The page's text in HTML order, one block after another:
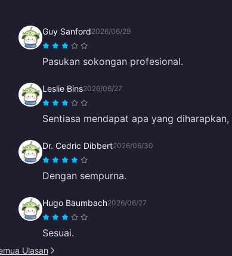
Guy Sanford2026/06/29
Pasukan sokongan profesional.
Leslie Bins2026/06/27
Sentiasa mendapat apa yang
Dr. Cedric Dibbert2026/06/30
Dengan sempurna.
Hugo Baumbach2026/06/27
Sesuai.
Ulasan